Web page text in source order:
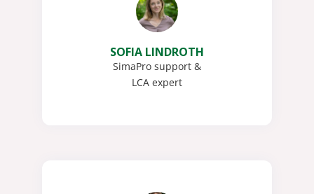
SOFIA LINDROTH
SimaPro support &
LCA expert